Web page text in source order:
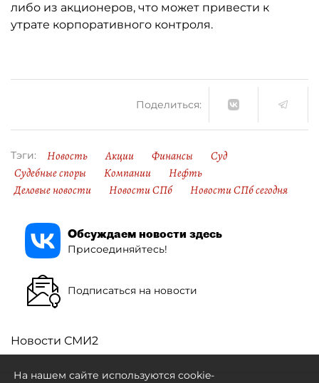
либо из акционеров, что может привести к
утрате корпоративного контроля.
Поделиться:
Тэги: Новость Акции Финансы
Суд
Судебные споры
Компании
Нефть
Деловые новости
Новости СПб Новости СПб сегодня
Обсуждаем новости здесь
Присоединяйтесь!
Подписаться на новости
Новости СМИ2
На нашем сайте используются cookie-